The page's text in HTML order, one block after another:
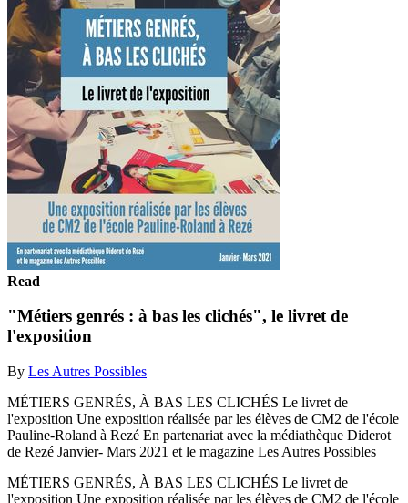
Read
"Métiers genrés : à bas les clichés", le livret de
l'exposition
By Les Autres Possibles
MÉTIERS GENRÉS, À BAS LES CLICHÉS Le livret de
l'exposition Une exposition réalisée par les élèves de CM2 de l'école
Pauline-Roland à Rezé En partenariat avec la médiathèque Diderot
de Rezé Janvier- Mars 2021 et le magazine Les Autres Possibles
MÉTIERS GENRÉS, À BAS LES CLICHÉS Le livret de
l'exposition Une exposition réalisée par les élèves de CM2 de l'école